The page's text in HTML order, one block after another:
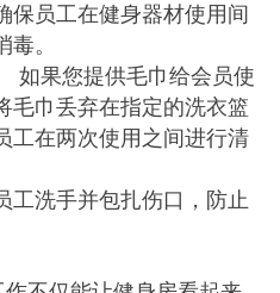
保员工在健身器材使用间
。
如果您提供毛巾给会员使
毛巾丢弃在指定的洗衣篮
工在两次使用之间进行清
工洗手并包扎伤口，防止